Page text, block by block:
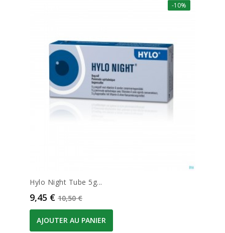
-10%
Hylo Night Tube 5g...
Prix
9,45 € Prix de base
10,50 €
AJOUTER AU PANIER